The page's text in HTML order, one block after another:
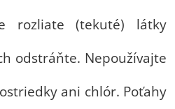
rozliate (tekuté) látky
odstráňte. Nepoužívajte
ani chlór. Poťahy